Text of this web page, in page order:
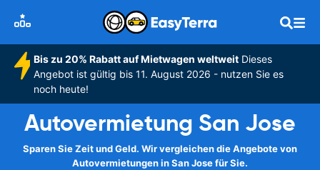
Bis zu 20% Rabatt auf Mietwagen weltweitDieses
Angebot ist gültig bis 11. August 2026 - nutzen Sie es
noch heute!
Autovermietung San Jose
Sparen Sie Zeit und Geld. Wir vergleichen die Angebote von
Autovermietungen in San Jose für Sie.